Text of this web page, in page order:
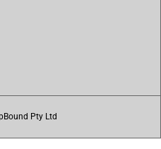
Pty Ltd